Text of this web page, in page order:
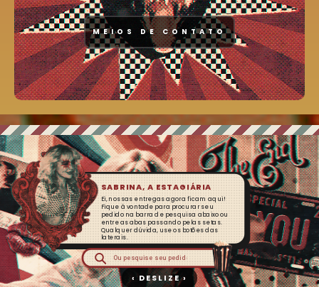
MEIOS DE CONTATO
SABRINA, A ESTAGIÁRIA
Ei, nossas entregas agora ficam aqui!
Fique à vontade para procurar seu
pedido na barra de pesquisa abaixo ou
entre as abas passando pelas setas.
Qualquer dúvida, use os botões das
laterais.